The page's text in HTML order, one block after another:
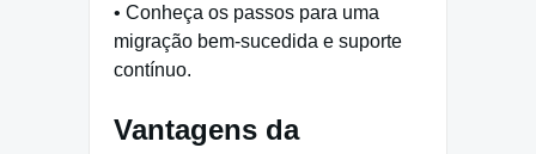
• Conheça os passos para uma
migração bem-sucedida e suporte
contínuo.
Vantagens da